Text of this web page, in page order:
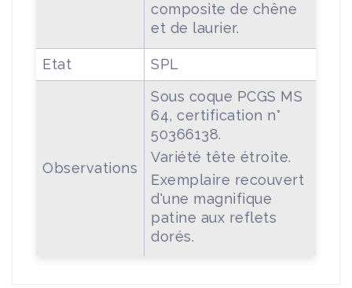
composite de chêne
et de laurier.
Etat SPL
Observations
Sous coque PCGS MS
64, certification n°
50366138.
Variété tête étroite.
Exemplaire recouvert
d'une magnifique
patine aux reflets
dorés.